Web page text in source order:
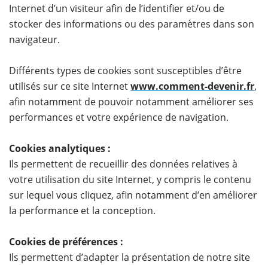
Internet d’un visiteur afin de l’identifier et/ou de
stocker des informations ou des paramètres dans son
navigateur.
Différents types de cookies sont susceptibles d’être
utilisés sur ce site Internetwww.comment-devenir.fr,
afin notamment de pouvoir notamment améliorer ses
performances et votre expérience de navigation.
Cookies analytiques :
Ils permettent de recueillir des données relatives à
votre utilisation du site Internet, y compris le contenu
sur lequel vous cliquez, afin notamment d’en améliorer
la performance et la conception.
Cookies de préférences :
Ils permettent d’adapter la présentation de notre site